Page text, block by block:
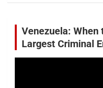
Venezuela:
Largest Criminal